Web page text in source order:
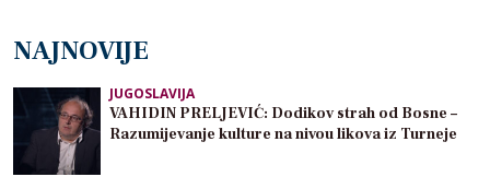
NAJNOVIJE
JUGOSLAVIJA
VAHIDIN PRELJEVIĆ: Dodikov strah od Bosne –
Razumijevanje kulture na nivou likova iz Turneje